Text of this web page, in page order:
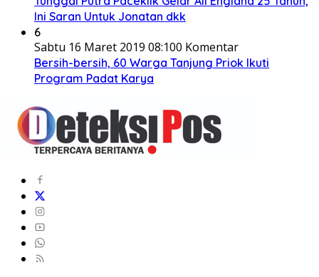
Ini Saran Untuk Jonatan dkk
6
Sabtu 16 Maret 2019 08:100 Komentar
Bersih-bersih, 60 Warga Tanjung Priok Ikuti
Program Padat Karya